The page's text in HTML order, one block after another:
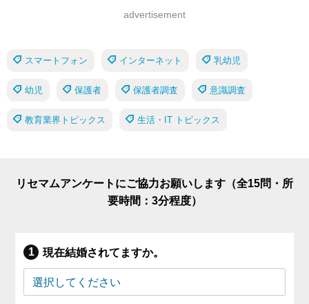
advertisement
スマートフォン インターネット 乳幼児
幼児 保護者 保護者調査 意識調査
教育業界トピックス 生活・IT トピックス
リセマムアンケートにご協力お願いします（全15問・所
要時間：3分程度）
現在結婚されてますか。